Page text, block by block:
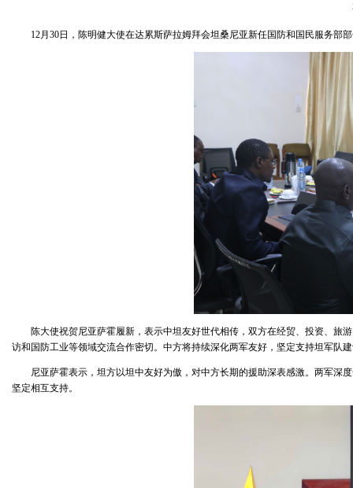
12月30日，陈明健大使在达累斯萨拉姆拜会坦桑尼亚新任国防和国民服务
陈大使祝贺尼亚萨霍履新，表示中坦友好世代相传，双方在经贸、投资、旅
访和国防工业等领域交流合作密切。中方将持续深化两军友好，坚定支持坦军队
尼亚萨霍表示，坦方以坦中友好为傲，对中方长期的援助深表感激。两军深
坚定相互支持。